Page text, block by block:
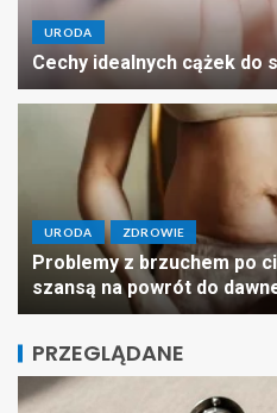
URODA
Cechy idealnych cążek do
URODA ZDROWIE
Problemy z brzuchem po
szansą na powrót do
PRZEGLĄDANE